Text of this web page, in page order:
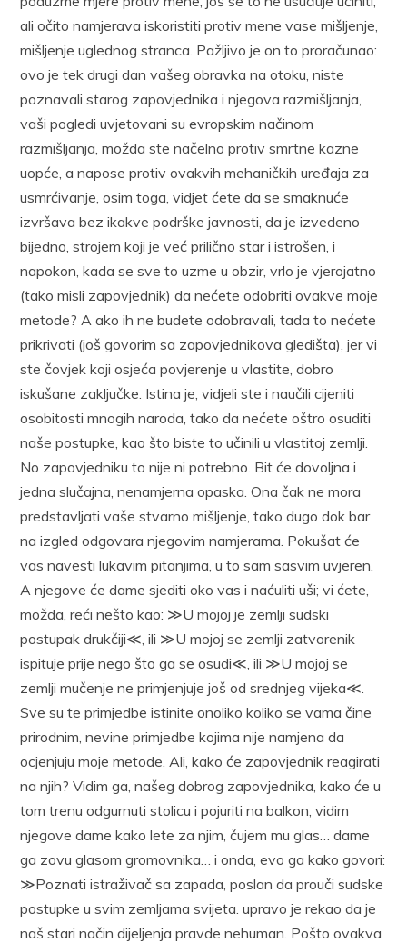
ali očito namjerava iskoristiti protiv mene vase mišljenje,
mišljenje uglednog stranca. Pažljivo je on to proračunao:
ovo je tek drugi dan vašeg obravka na otoku, niste
poznavali starog zapovjednika i njegova razmišljanja,
vaši pogledi uvjetovani su evropskim načinom
razmišljanja, možda ste načelno protiv smrtne kazne
uopće, a napose protiv ovakvih mehaničkih uređaja za
usmrćivanje, osim toga, vidjet ćete da se smaknuće
izvršava bez ikakve podrške javnosti, da je izvedeno
bijedno, strojem koji je već prilično star i istrošen, i
napokon, kada se sve to uzme u obzir, vrlo je vjerojatno
(tako misli zapovjednik) da nećete odobriti ovakve moje
metode? A ako ih ne budete odobravali, tada to nećete
prikrivati (još govorim sa zapovjednikova gledišta), jer vi
ste čovjek koji osjeća povjerenje u vlastite, dobro
iskušane zaključke. Istina je, vidjeli ste i naučili cijeniti
osobitosti mnogih naroda, tako da nećete oštro osuditi
naše postupke, kao što biste to učinili u vlastitoj zemlji.
No zapovjedniku to nije ni potrebno. Bit će dovoljna i
jedna slučajna, nenamjerna opaska. Ona čak ne mora
predstavljati vaše stvarno mišljenje, tako dugo dok bar
na izgled odgovara njegovim namjerama. Pokušat će
vas navesti lukavim pitanjima, u to sam sasvim uvjeren.
A njegove će dame sjediti oko vas i naćuliti uši; vi ćete,
možda, reći nešto kao: ≫U mojoj je zemlji sudski
postupak drukčiji≪, ili ≫U mojoj se zemlji zatvorenik
ispituje prije nego što ga se osudi≪, ili ≫U mojoj se
zemlji mučenje ne primjenjuje još od srednjeg vijeka≪.
Sve su te primjedbe istinite onoliko koliko se vama čine
prirodnim, nevine primjedbe kojima nije namjena da
ocjenjuju moje metode. Ali, kako će zapovjednik reagirati
na njih? Vidim ga, našeg dobrog zapovjednika, kako će u
tom trenu odgurnuti stolicu i pojuriti na balkon, vidim
njegove dame kako lete za njim, čujem mu glas… dame
ga zovu glasom gromovnika… i onda, evo ga kako govori:
≫Poznati istraživač sa zapada, poslan da prouči sudske
postupke u svim zemljama svijeta. upravo je rekao da je
naš stari način dijeljenja pravde nehuman. Pošto ovakva